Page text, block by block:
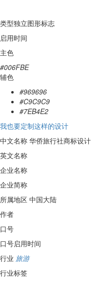
类型独立图形标志
启用时间
主色
#006FBE
辅色
#969696
#C9C9C9
#7EB4E2
我也要定制这样的设计
中文名称 华侨旅行社商标设计
英文名称
企业名称
企业简称
所属地区 中国大陆
作者
口号
口号启用时间
行业 旅游
行业标签